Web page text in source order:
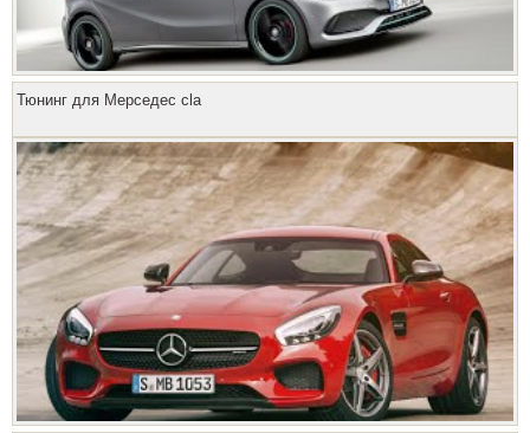
Тюнинг для Мерседес cla